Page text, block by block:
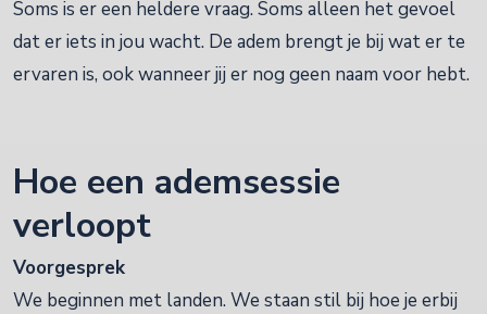
Soms is er een heldere vraag. Soms alleen het gevoel
dat er iets in jou wacht. De adem brengt je bij wat er te
ervaren is, ook wanneer jij er nog geen naam voor hebt.
Hoe een ademsessie
verloopt
Voorgesprek
We beginnen met landen. We staan stil bij hoe je erbij